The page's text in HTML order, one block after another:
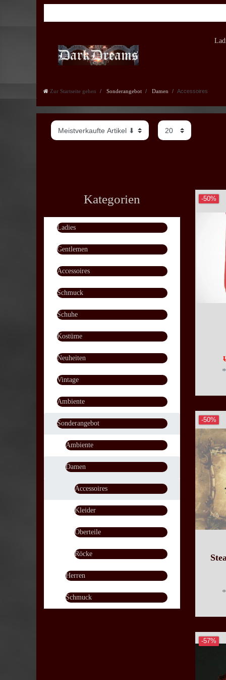
Zur Startseite gehen Sonderangebot Damen Accessoires
Kategorien
Ladies
Gentlemen
Accessoires
Schmuck
Schuhe
Kostüme
Neuheiten
Vintage
Ambiente
Sonderangebot
Ambiente
Damen
Accessoires
Kleider
Oberteile
Röcke
Herren
Schmuck
-50%
-50%
-57%